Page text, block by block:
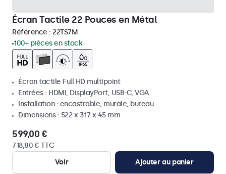
Écran Tactile 22 Pouces en Métal
Référence : 22TS7M
100+ pièces en stock
Écran tactile Full HD multipoint
Entrées : HDMI, DisplayPort, USB-C, VGA
Installation : encastrable, murale, bureau
Dimensions : 522 x 317 x 45 mm
599,00 €
718,80 € TTC
Voir
Ajouter au panier